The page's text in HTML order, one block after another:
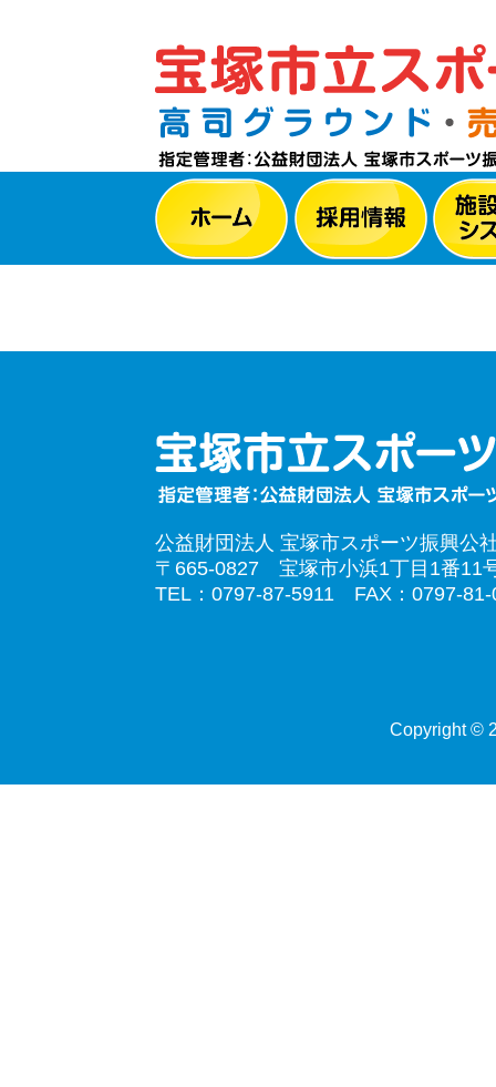
公益財団法人 宝塚市スポーツ振興公
〒665-0827 宝塚市小浜1丁目1番11
TEL：0797-87-5911 FAX：0797-81-
Copyright ©